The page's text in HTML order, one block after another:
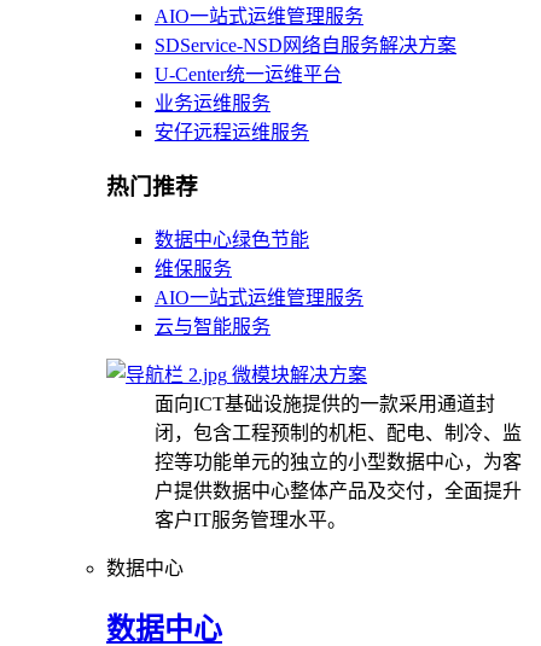
AIO一站式运维管理服务
SDService-NSD网络自服务解决方案
U-Center统一运维平台
业务运维服务
安仔远程运维服务
热门推荐
数据中心绿色节能
维保服务
AIO一站式运维管理服务
云与智能服务
微模块解决方案
面向ICT基础设施提供的一款采用通道封
闭，包含工程预制的机柜、配电、制冷、监
控等功能单元的独立的小型数据中心，为客
户提供数据中心整体产品及交付，全面提升
客户IT服务管理水平。
数据中心
数据中心